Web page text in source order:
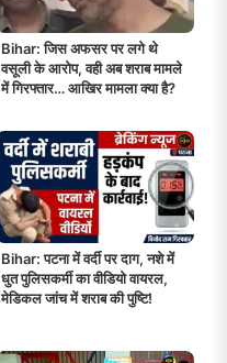
Bihar: जिस अफसर पर लगे थे
वसूली के आरोप, वही अब शराब मामले
में गिरफ्तार… आखिर मामला क्या है?
Bihar: पटना में वर्दी पर दाग, नशे में
धुत पुलिसकर्मी का वीडियो वायरल,
मेडिकल जांच में शराब की पुष्टि!